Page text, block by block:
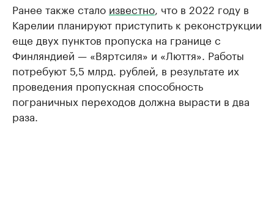
Ранее также стало известно, что в 2022 году в
Карелии планируют приступить к реконструкции
еще двух пунктов пропуска на границе с
Финляндией — «Вяртсиля» и «Люття». Работы
потребуют 5,5 млрд. рублей, в результате их
проведения пропускная способность
пограничных переходов должна вырасти в два
раза.